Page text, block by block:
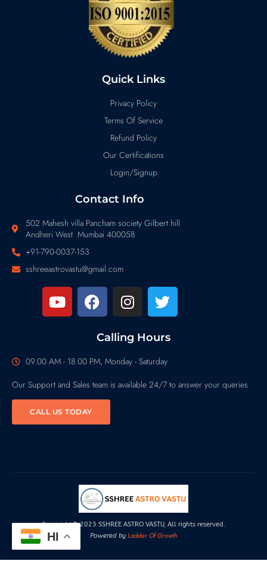
Quick Links
Privacy Policy
Terms Of Service
Refund Policy
Our Certifications
Login/Signup
Contact Info
502 Mahesh villa Pancham society Gilbert hill
Andheri West Mumbai 400058
+91-790-0037-153
sshreeastrovastu@gmail.com
Calling Hours
09.00 AM - 18.00 PM, Monday - Saturday
Our Support and Sales team is available 24/7 to answer your queries
CALL US TODAY
Copyright© 2023 SSHREE ASTRO VASTU, All rights reserved.
Powered by Ladder Of Growth
HI